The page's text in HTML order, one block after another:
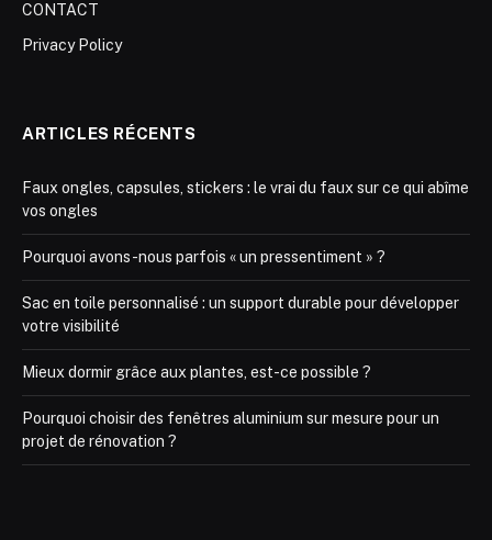
CONTACT
Privacy Policy
ARTICLES RÉCENTS
Faux ongles, capsules, stickers : le vrai du faux sur ce qui abîme
vos ongles
Pourquoi avons-nous parfois « un pressentiment » ?
Sac en toile personnalisé : un support durable pour développer
votre visibilité
Mieux dormir grâce aux plantes, est-ce possible ?
Pourquoi choisir des fenêtres aluminium sur mesure pour un
projet de rénovation ?